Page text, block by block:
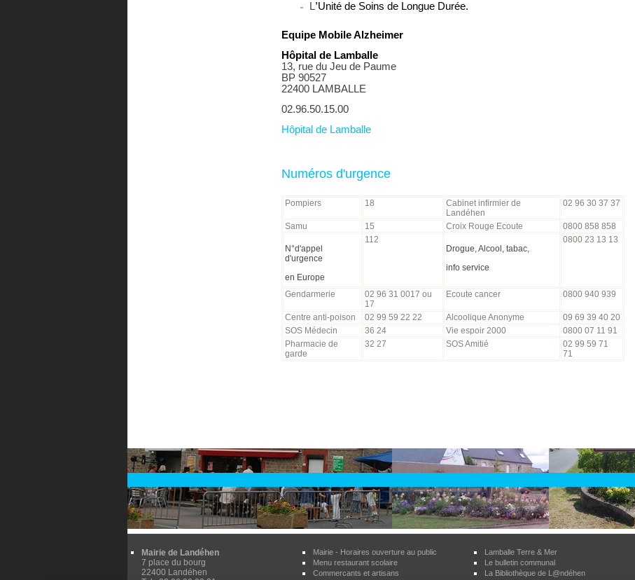
L’Unité de Soins de Longue Durée.
Equipe Mobile Alzheimer
Hôpital de Lamballe
13, rue du Jeu de Paume
BP 90527
22400 LAMBALLE
02.96.50.15.00
Hôpital de Lamballe
Numéros d'urgence
Pompiers 18
Cabinet infirmier de
Landéhen
02 96 30 37 37
Samu 15 Croix Rouge Ecoute 0800 858 858
N°d'appel
d'urgence
en Europe
112
Drogue, Alcool, tabac,
info service
0800 23 13 13
Gendarmerie
02 96 31 0017 ou
17
Ecoute cancer 0800 940 939
Centre anti-poison 02 99 59 22 22 Alcoolique Anonyme
09 69 39 40 20
SOS Médecin
36 24 Vie espoir 2000
0800 07 11 91
Pharmacie de
garde
32 27 SOS Amitié
02 99 59 71
71
Mairie de Landéhen
7 place du bourg
22400 Landéhen
Mairie - Horaires ouverture au public
Menu restaurant scolaire
Commercants et artisans
Lamballe Terre & Mer
Le bulletin communal
La Bibliothèque de L@ndéhen